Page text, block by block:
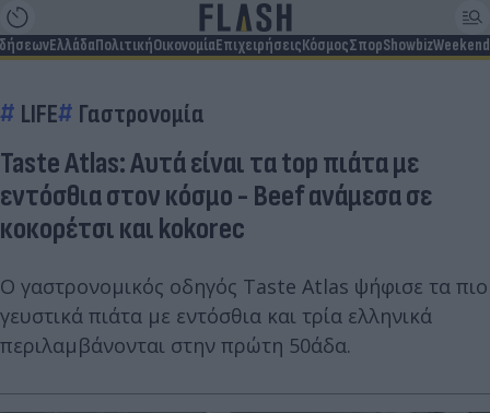
ΕλλάδαΠολιτικήΟικονομίαΕπιχειρήσειςΚόσμοςΣπορShowbizWeekend
LIFE Γαστρονομία
Taste Atlas: Αυτά είναι τα top πιάτα με
εντόσθια στον κόσμο - Beef ανάμεσα σε
κοκορέτσι και kokorec
Ο γαστρονομικός οδηγός Taste Atlas ψήφισε τα πιο
γευστικά πιάτα με εντόσθια και τρία ελληνικά
περιλαμβάνονται στην πρώτη 50άδα.